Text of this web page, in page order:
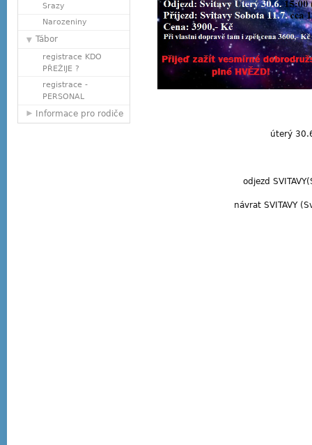
Srazy
Narozeniny
Tábor
registrace KDO
PŘEŽIJE ?
registrace -
PERSONAL
Informace pro rodiče
úterý
odjezd
návrat SVITAVY